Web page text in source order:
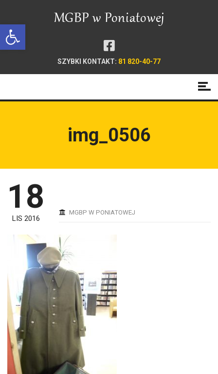
Open toolbar
SZYBKI KONTAKT: 81 820-40-77
img_0506
18
LIS 2016
MGBP W PONIATOWEJ